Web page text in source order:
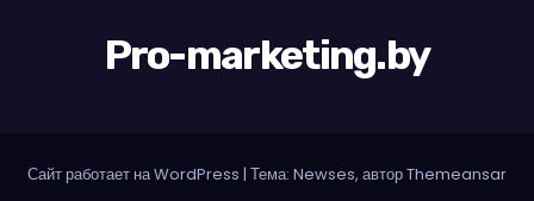
Pro-marketing.by
Сайт работает на WordPress | Тема: Newses, авторThemeansar